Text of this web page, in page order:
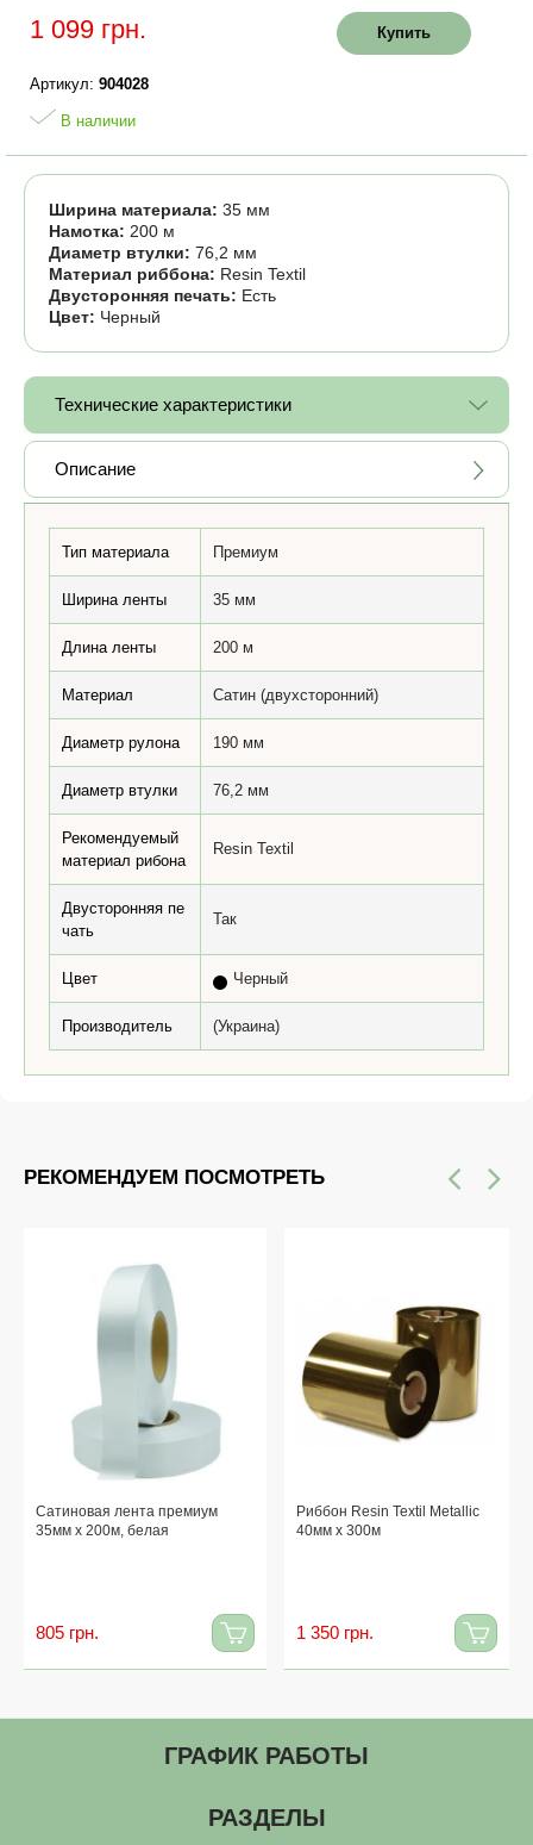
1 099 грн. Купить
Артикул: 904028
В наличии
Ширина материала: 35 мм
Намотка: 200 м
Диаметр втулки: 76,2 мм
Материал риббона: Resin Textil
Двусторонняя печать: Есть
Цвет: Черный
Технические характеристики
Описание
Тип материала Премиум
Ширина ленты 35 мм
Длина ленты 200 м
Материал Сатин (двухсторонний)
Диаметр рулона 190 мм
Диаметр втулки 76,2 мм
Рекомендуемый
материал рибона
Resin Textil
Двусторонняя пе
чать
Так
Цвет Черный
Производитель (Украина)
РЕКОМЕНДУЕМ ПОСМОТРЕТЬ
Сатиновая лента премиум
35мм x 200м, белая
805 грн.
Риббон Resin Textil Metallic
40мм x 300м
1 350 грн.
ГРАФИК РАБОТЫ
РАЗДЕЛЫ